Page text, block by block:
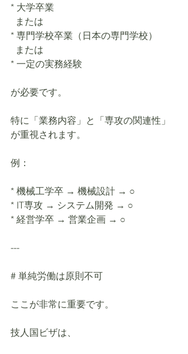
* 大学卒業
  または
* 専門学校卒業（日本の専門学校）
  または
* 一定の実務経験
が必要です。
特に「業務内容」と「専攻の関連性」
が重視されます。
例：
* 機械工学卒 → 機械設計 → ○
* IT専攻 → システム開発 → ○
* 経営学卒 → 営業企画 → ○
---
# 単純労働は原則不可
ここが非常に重要です。
技人国ビザは、